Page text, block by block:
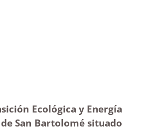
Ecológica y Energía
San Bartolomé situado